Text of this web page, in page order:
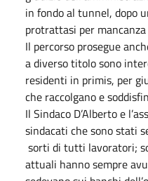
in fondo al tunnel, dopo
protrattasi per
Il percorso prosegue
a diverso titolo sono
residenti in primis, per
che raccolgano e
Il Sindaco D’Alberto e
sindacati che sono stati
sorti di tutti lavoratori;
attuali hanno sempre